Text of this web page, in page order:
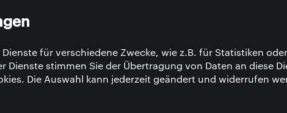
für verschiedene Zwecke, wie z.B. für Statistiken
Dienste stimmen Sie der Übertragung von Daten an diese
Die Auswahl kann jederzeit geändert und widerrufen